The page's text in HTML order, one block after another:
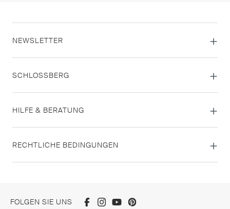
NEWSLETTER
SCHLOSSBERG
HILFE & BERATUNG
RECHTLICHE BEDINGUNGEN
FOLGEN SIE UNS